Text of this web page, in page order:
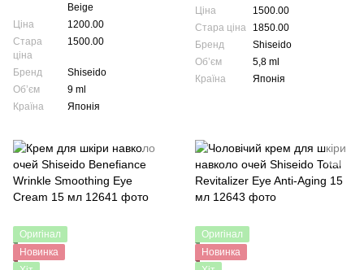
Beige
Ціна
1200.00
Стара
ціна
1500.00
Бренд
Shiseido
Обʼєм
9 ml
Країна
Японія
Ціна
1500.00
Стара ціна
1850.00
Бренд
Shiseido
Обʼєм
5,8 ml
Країна
Японія
Оригінал
Новинка
Оригінал
Новинка